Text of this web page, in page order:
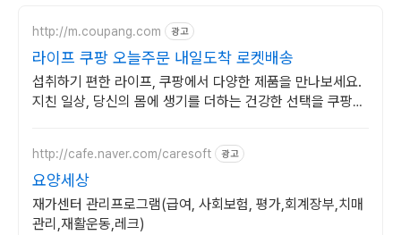
http://m.coupang.com 광고
라이프 쿠팡 오늘주문 내일도착 로켓배송
섭취하기 편한 라이프, 쿠팡에서 다양한 제품을 만나보세요.
지친 일상, 당신의 몸에 생기를 더하는 건강한 선택을 쿠팡에
http://cafe.naver.com/caresoft 광고
요양세상
재가센터 관리프로그램(급여, 사회보험, 평가,회계장부,치매
관리,재활운동,레크)